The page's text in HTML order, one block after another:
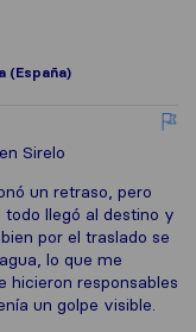
(España)
en Sirelo
un retraso, pero
llegó al destino y
por el traslado se
lo que me
hicieron responsables
un golpe visible.